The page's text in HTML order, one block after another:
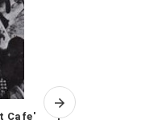
Cafe'
THE FAMOUS